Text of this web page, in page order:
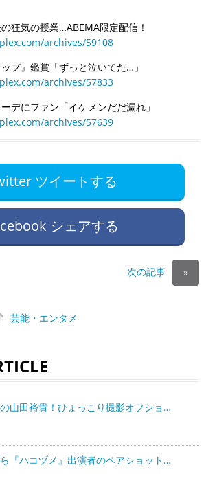
狂気の授業…ABEMA限定配信！
archives/59108
プ』鑑賞「ずっと泣いてた…」
archives/57833
デにファン「イケメンだだ漏れ」
archives/57639
ツイートする
シェアする
次の記事 »
芸能・エンタメ
山田裕貴！ひょっこり撮影オフショ…
『ハコヅメ』出演者のペアショット…